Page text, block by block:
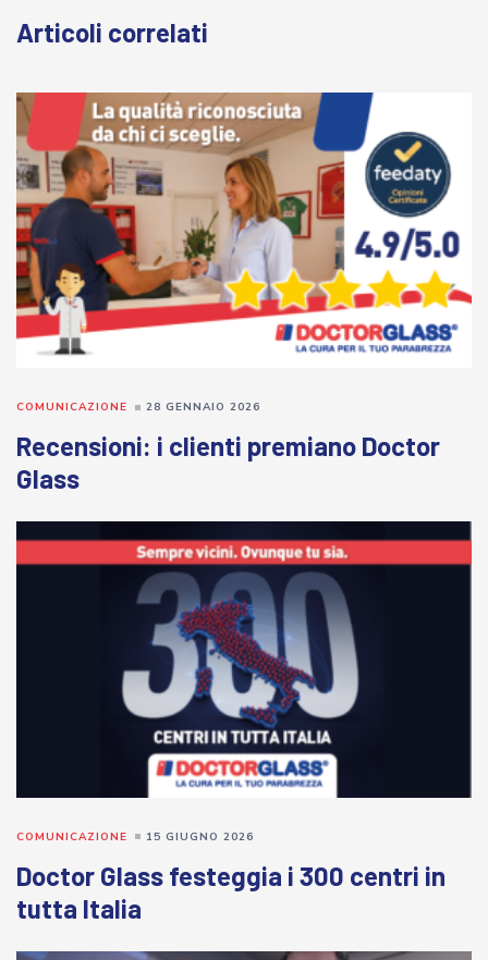
Articoli correlati
Recensioni: i clienti premiano Doctor
Glass
COMUNICAZIONE 28 GENNAIO 2026
Doctor Glass festeggia i 300 centri in
tutta Italia
COMUNICAZIONE 15 GIUGNO 2026